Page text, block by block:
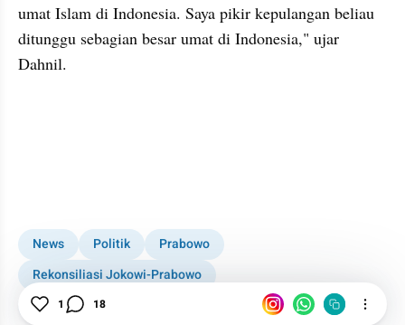
umat Islam di Indonesia. Saya pikir kepulangan beliau
ditunggu sebagian besar umat di Indonesia," ujar
Dahnil.
News Politik
Prabowo
Rekonsiliasi Jokowi-Prabowo
Rizieq Pulang Syarat Rekonsiliasi
1 18